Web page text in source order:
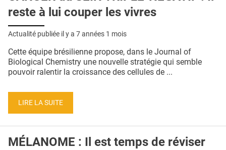
reste à lui couper les vivres
Actualité publiée il y a 7 années 1 mois
Cette équipe brésilienne propose, dans le Journal of
Biological Chemistry une nouvelle stratégie qui semble
pouvoir ralentir la croissance des cellules de ...
LIRE LA SUITE
MÉLANOME : Il est temps de réviser